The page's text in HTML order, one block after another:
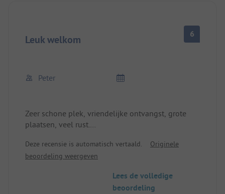
Leuk welkom 6
Peter
Zeer schone plek, vriendelijke ontvangst, grote
plaatsen, veel rust.
Deze recensie is automatisch vertaald.
Originele
beoordeling weergeven
Lees de volledige
beoordeling